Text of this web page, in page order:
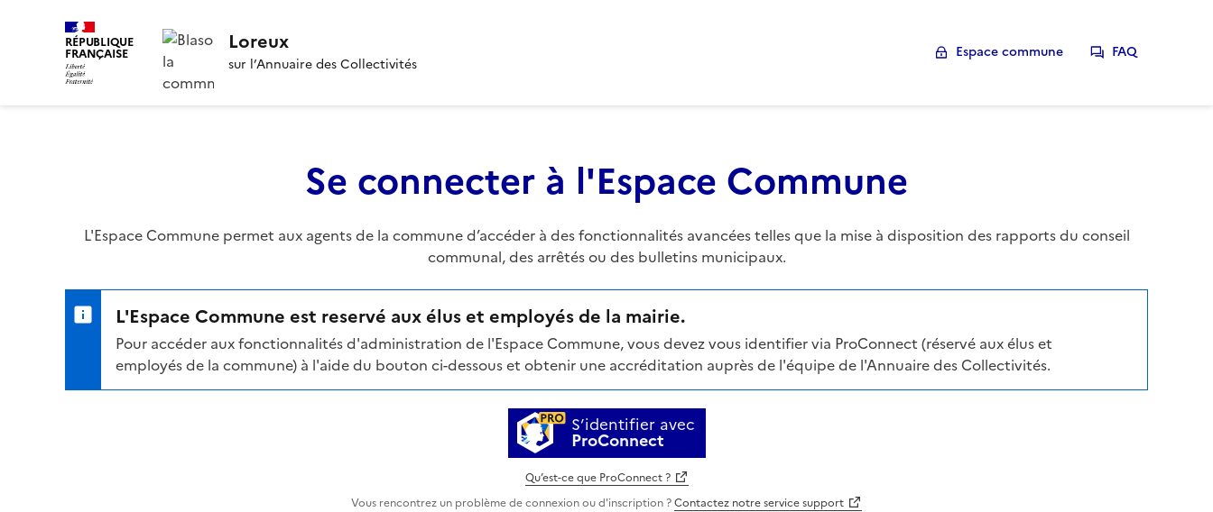
RÉPUBLIQUE
FRANÇAISE Loreux
sur l’Annuaire des Collectivités
Espace commune FAQ
Se connecter à l'Espace Commune
L'Espace Commune permet aux agents de la commune d’accéder à des fonctionnalités avancées telles que la mise à disposition des rapports du conseil
communal, des arrêtés ou des bulletins municipaux.
L'Espace Commune est reservé aux élus et employés de la mairie.
Pour accéder aux fonctionnalités d'administration de l'Espace Commune, vous devez vous identifier via ProConnect (réservé aux élus et
employés de la commune) à l'aide du bouton ci-dessous et obtenir une accréditation auprès de l'équipe de l'Annuaire des Collectivités.
S’identifier avec
ProConnect
Qu’est-ce que ProConnect ?
Vous rencontrez un problème de connexion ou d'inscription ?Contactez notre service support